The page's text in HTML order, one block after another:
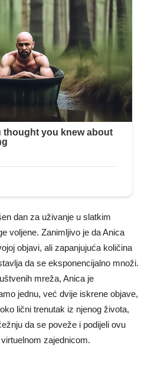
dan za uživanje u slatkim
voljene. Zanimljivo je da Anica
objavi, ali zapanjujuća količina
da se eksponencijalno množi.
mreža, Anica je
jednu, već dvije iskrene objave,
lični trenutak iz njenog života,
da se poveže i podijeli ovu
zajednicom.